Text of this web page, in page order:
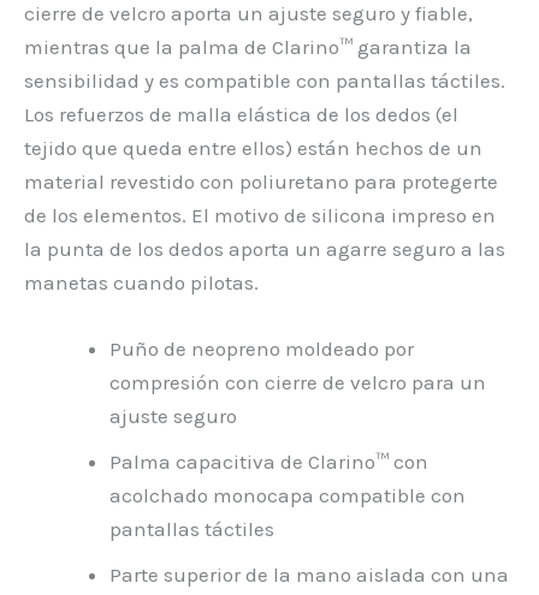
cierre de velcro aporta un ajuste seguro y fiable,
mientras que la palma de Clarino™ garantiza la
sensibilidad y es compatible con pantallas táctiles.
Los refuerzos de malla elástica de los dedos (el
tejido que queda entre ellos) están hechos de un
material revestido con poliuretano para protegerte
de los elementos. El motivo de silicona impreso en
la punta de los dedos aporta un agarre seguro a las
manetas cuando pilotas.
Puño de neopreno moldeado por
compresión con cierre de velcro para un
ajuste seguro
Palma capacitiva de Clarino™ con
acolchado monocapa compatible con
pantallas táctiles
Parte superior de la mano aislada con una